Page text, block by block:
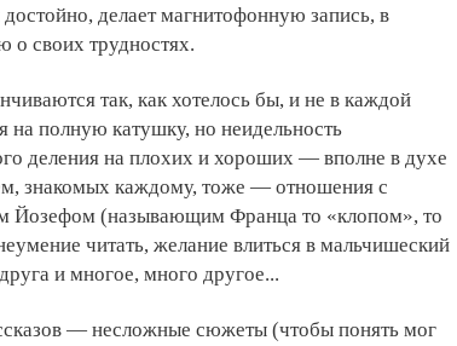
делает магнитофонную запись, в
о своих трудностях.
так, как хотелось бы, и не в каждой
на полную катушку, но неидельность
деления на плохих и хороших — вполне в духе
знакомых каждому, тоже — отношения с
Йозефом (называющим Франца то «клопом», то
читать, желание влиться в мальчишеский
и многое, много другое...
— несложные сюжеты (чтобы понять мог